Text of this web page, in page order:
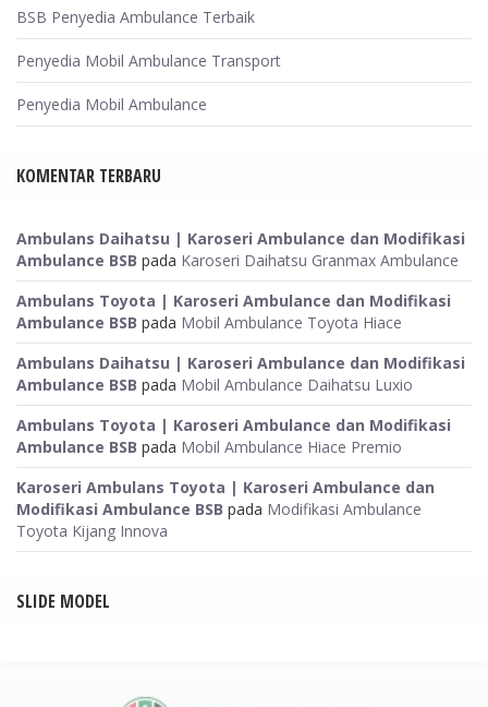
BSB Penyedia Ambulance Terbaik
Penyedia Mobil Ambulance Transport
Penyedia Mobil Ambulance
KOMENTAR TERBARU
Ambulans Daihatsu | Karoseri Ambulance dan Modifikasi
Ambulance BSB pada Karoseri Daihatsu Granmax Ambulance
Ambulans Toyota | Karoseri Ambulance dan Modifikasi
Ambulance BSB pada Mobil Ambulance Toyota Hiace
Ambulans Daihatsu | Karoseri Ambulance dan Modifikasi
Ambulance BSB pada Mobil Ambulance Daihatsu Luxio
Ambulans Toyota | Karoseri Ambulance dan Modifikasi
Ambulance BSB pada Mobil Ambulance Hiace Premio
Karoseri Ambulans Toyota | Karoseri Ambulance dan
Modifikasi Ambulance BSB pada Modifikasi Ambulance
Toyota Kijang Innova
SLIDE MODEL